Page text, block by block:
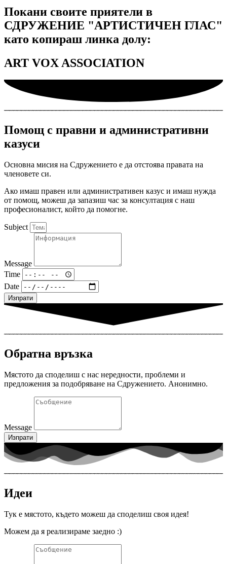
Покани своите приятели в
СДРУЖЕНИЕ "АРТИСТИЧЕН ГЛАС"
като копираш линка долу:
ART VOX ASSOCIATION
Помощ с правни и административни
казуси
Основна мисия на Сдружението е да отстоява правата на
членовете си.
Ако имаш правен или административен казус и имаш нужда
от помощ, можеш да запазиш час за консултация с наш
професионалист, който да помогне.
Subject
Message
Time
Date
Изпрати
Обратна връзка
Мястото да споделиш с нас нередности, проблеми и
предложения за подобряване на Сдружението. Анонимно.
Message
Изпрати
Идеи
Тук е мястото, където можеш да споделиш своя идея!
Можем да я реализираме заедно :)